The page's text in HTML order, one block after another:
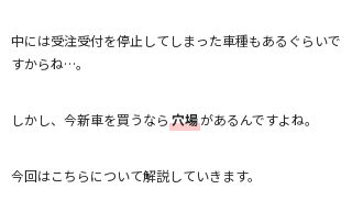
中には受注受付を停止してしまった車種もあるぐらいで
すからね…。
しかし、今新車を買うなら 穴場があるんですよね。
今回はこちらについて解説していきます。